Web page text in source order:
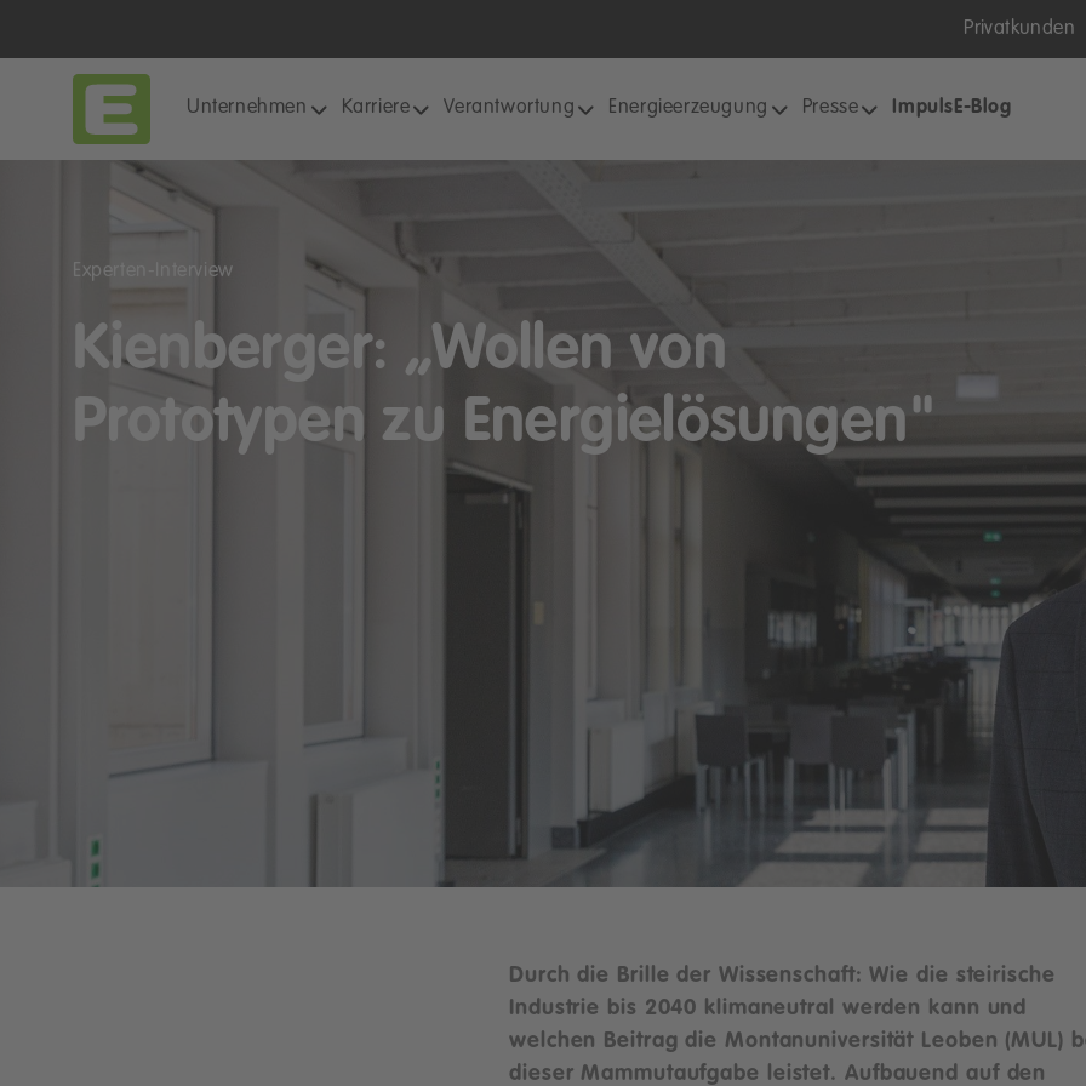
Privatkunden
Unternehmen Karriere Verantwortung Energieerzeugung Presse ImpulsE-Blog
Experten-Interview
Kienberger: „Wollen von
Prototypen zu Energielösungen"
Durch die Brille der Wissenschaft: Wie die steirische
Industrie bis 2040 klimaneutral werden kann und
welchen Beitrag die Montanuniversität Leoben (MUL)
dieser Mammutaufgabe leistet. Aufbauend auf den